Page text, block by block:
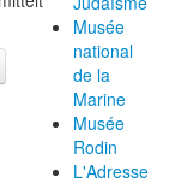
Musée
national
de la
Marine
Musée
Rodin
L'Adresse